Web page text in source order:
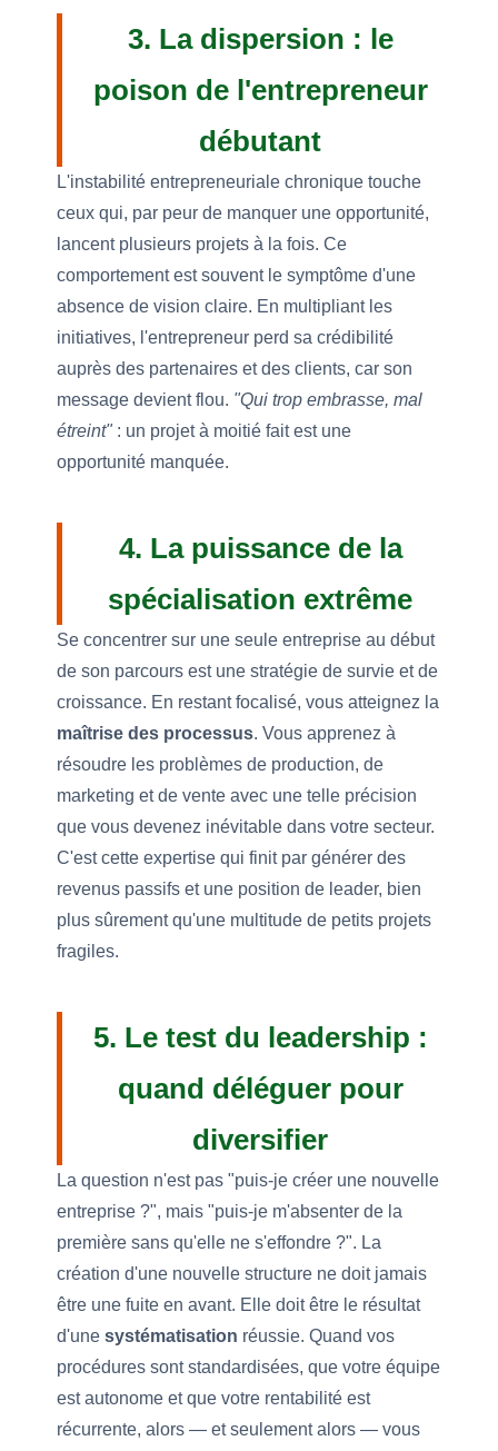
3. La dispersion : le
poison de l'entrepreneur
débutant
L'instabilité entrepreneuriale chronique touche
ceux qui, par peur de manquer une opportunité,
lancent plusieurs projets à la fois. Ce
comportement est souvent le symptôme d'une
absence de vision claire. En multipliant les
initiatives, l'entrepreneur perd sa crédibilité
auprès des partenaires et des clients, car son
message devient flou. "Qui trop embrasse, mal
étreint": un projet à moitié fait est une
opportunité manquée.
4. La puissance de la
spécialisation extrême
Se concentrer sur une seule entreprise au début
de son parcours est une stratégie de survie et de
croissance. En restant focalisé, vous atteignez la
maîtrise des processus. Vous apprenez à
résoudre les problèmes de production, de
marketing et de vente avec une telle précision
que vous devenez inévitable dans votre secteur.
C'est cette expertise qui finit par générer des
revenus passifs et une position de leader, bien
plus sûrement qu'une multitude de petits projets
fragiles.
5. Le test du leadership :
quand déléguer pour
diversifier
La question n'est pas "puis-je créer une nouvelle
entreprise ?", mais "puis-je m'absenter de la
première sans qu'elle ne s'effondre ?". La
création d'une nouvelle structure ne doit jamais
être une fuite en avant. Elle doit être le résultat
d'une systématisation réussie. Quand vos
procédures sont standardisées, que votre équipe
est autonome et que votre rentabilité est
récurrente, alors — et seulement alors — vous